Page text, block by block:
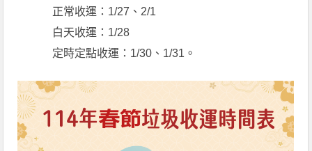
正常收運：1/27、2/1
白天收運：1/28
定時定點收運：1/30、1/31。